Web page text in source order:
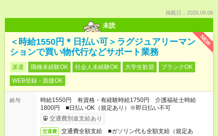
掲載日：2026.08.08
未読
NEW
＜時給1550円＊日払い可＞ラグジュアリーマン
ションで買い物代行などサポート業務
派遣 職種未経験OK 社会人未経験OK 大学生歓迎
ブランクOK
WEB登録・面接OK
給与
時給1550円 有資格・有経験時給1750円 介護福祉士時給
1800円 ■日払いOK（規定あり）※即日払い不可
交通費別途支給あり
交通費
交通費全額支給 ■ガソリン代も全額支給（規定あ